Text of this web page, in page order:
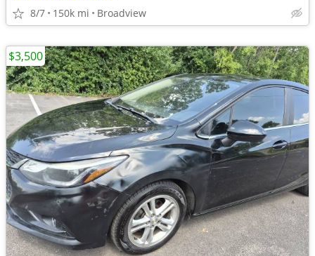
8/7 150k mi Broadview
$3,500